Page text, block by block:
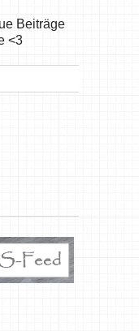
Beiträge
<3